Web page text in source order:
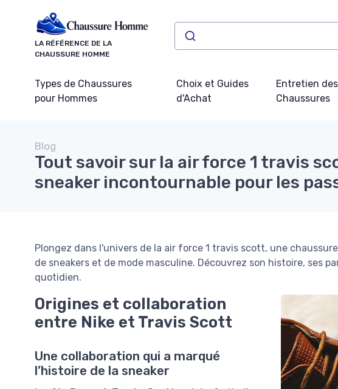
LA RÉFÉRENCE DE LA
CHAUSSURE HOMME
Types de Chaussures
pour Hommes
Choix et Guides
d'Achat
Entretien des
Chaussures
Blog
Tout savoir sur la air force 1 travis
sneaker incontournable pour les
Plongez dans l'univers de la air force 1 travis scott, une
de sneakers et de mode masculine. Découvrez son histoire, ses
quotidien.
Origines et collaboration
entre Nike et Travis Scott
Une collaboration qui a marqué
l’histoire de la sneaker